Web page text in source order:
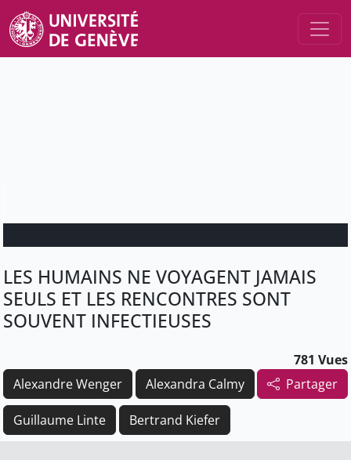
LES HUMAINS NE VOYAGENT JAMAIS
SEULS ET LES RENCONTRES SONT
SOUVENT INFECTIEUSES
781 Vues
Partager
Alexandre Wenger Alexandra Calmy
Guillaume Linte Bertrand Kiefer